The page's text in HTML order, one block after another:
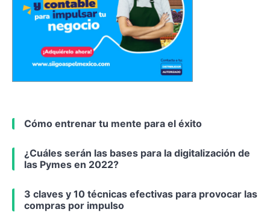
Cómo entrenar tu mente para el éxito
¿Cuáles serán las bases para la digitalización de
las Pymes en 2022?
3 claves y 10 técnicas efectivas para provocar las
compras por impulso